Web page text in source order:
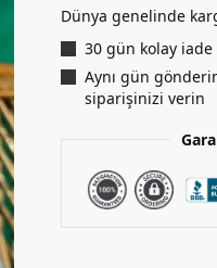
Dünya genelinde
30 gün kolay iade
Aynı gün
siparişinizi verin